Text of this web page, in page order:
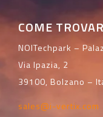
COME
NOITechpark –
Via Ipazia, 2
39100, Bolzano –
sales@i-vertix.com